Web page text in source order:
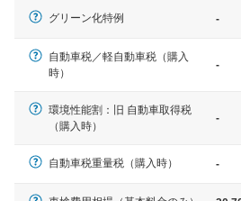
一般的な車体のサイ
軽自動車
グリーン化特例 -
自動車税／軽自動車税（購入
時）
-
環境性能割：旧 自動車取得税
（購入時）
-
自動車税重量税（購入時） -